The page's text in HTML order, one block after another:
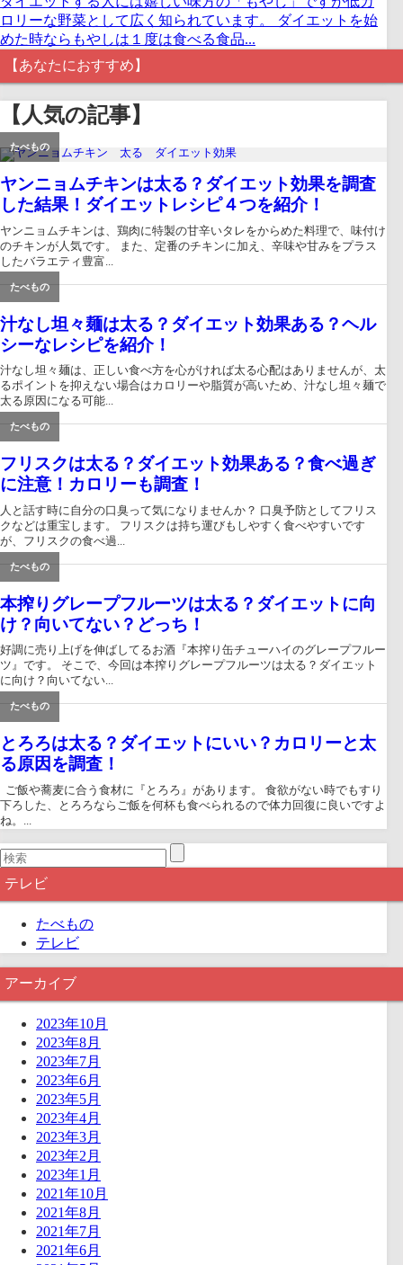
ロリーな野菜として広く知られています。 ダイエットを始
めた時ならもやしは１度は食べる食品...
【あなたにおすすめ】
【人気の記事】
テレビ
たべもの
テレビ
アーカイブ
2023年10月
2023年8月
2023年7月
2023年6月
2023年5月
2023年4月
2023年3月
2023年2月
2023年1月
2021年10月
2021年8月
2021年7月
2021年6月